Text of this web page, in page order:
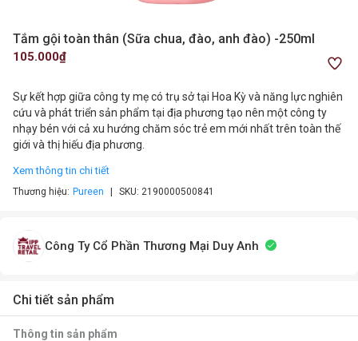
Tắm gội toàn thân (Sữa chua, đào, anh đào) -250ml
105.000₫
Sự kết hợp giữa công ty mẹ có trụ sở tại Hoa Kỳ và năng lực nghiên
cứu và phát triển sản phẩm tại địa phương tạo nên một công ty
nhạy bén với cả xu hướng chăm sóc trẻ em mới nhất trên toàn thế
giới và thị hiếu địa phương.
Xem thông tin chi tiết
Thương hiệu: Pureen SKU: 2190000500841
Công Ty Cổ Phần Thương Mại Duy Anh
Chi tiết sản phẩm
Thông tin sản phẩm